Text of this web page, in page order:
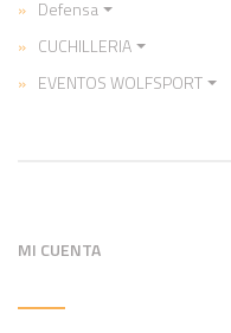
Defensa
CUCHILLERIA
EVENTOS WOLFSPORT
MI CUENTA